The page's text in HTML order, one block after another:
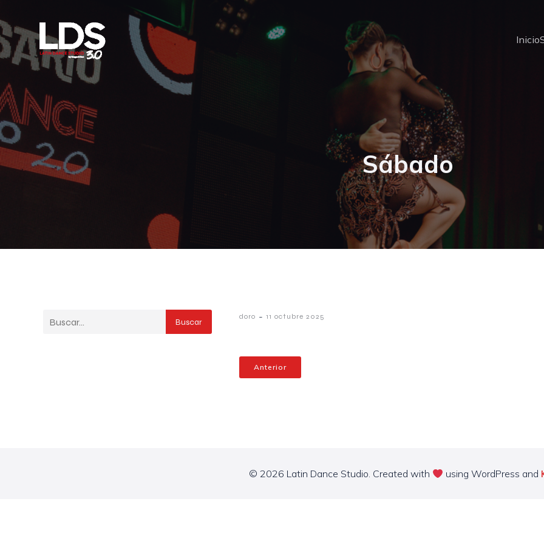
Inicio
Sábado
Buscar
doro - 11 octubre 2025
Anterior
© 2026 Latin Dance Studio. Created with using WordPress and